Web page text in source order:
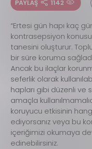
PAYLAŞ 1142
“Ertesi gün hapı kaç
kontrasepsiyon
tanesini oluşturur.
bir süre koruma
Ancak bu ilaçlar
seferlik olarak
hapları gibi düzenli ve
amaçla
koruyucu etkisinin
ediyorsanız veya bu
içeriğimizi okumaya
edinebilirsiniz.